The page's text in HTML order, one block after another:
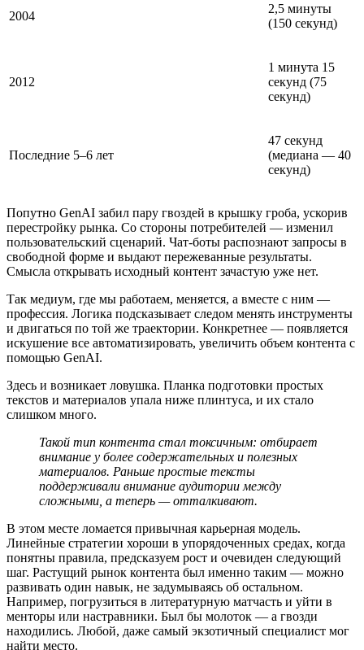
2004
2,5 минуты
(150 секунд)
2012
1 минута 15
секунд (75
секунд)
Последние 5–6 лет
47 секунд
(медиана — 40
секунд)
Попутно GenAI забил пару гвоздей в крышку гроба, ускорив
перестройку рынка. Со стороны потребителей — изменил
пользовательский сценарий. Чат-боты распознают запросы в
свободной форме и выдают пережеванные результаты.
Смысла открывать исходный контент зачастую уже нет.
Так медиум, где мы работаем, меняется, а вместе с ним —
профессия. Логика подсказывает следом менять инструменты
и двигаться по той же траектории. Конкретнее — появляется
искушение все автоматизировать, увеличить объем контента с
помощью GenAI.
Здесь и возникает ловушка. Планка подготовки простых
текстов и материалов упала ниже плинтуса, и их стало
слишком много.
Такой тип контента стал токсичным: отбирает
внимание у более содержательных и полезных
материалов. Раньше простые тексты
поддерживали внимание аудитории между
сложными, а теперь — отталкивают.
В этом месте ломается привычная карьерная модель.
Линейные стратегии хороши в упорядоченных средах, когда
понятны правила, предсказуем рост и очевиден следующий
шаг. Растущий рынок контента был именно таким — можно
развивать один навык, не задумываясь об остальном.
Например, погрузиться в литературную матчасть и уйти в
менторы или настравники. Был бы молоток — а гвозди
находились. Любой, даже самый экзотичный специалист мог
найти место.